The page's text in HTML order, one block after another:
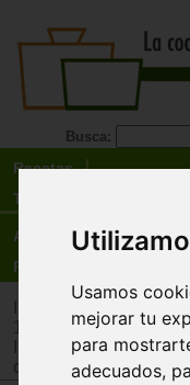
Usamos
mejorar tu
para
adecuados,
Busca:
Recetas
Tienda
Actualidad
Registro
Tienda
12 años
>Tienda>
cooperativos